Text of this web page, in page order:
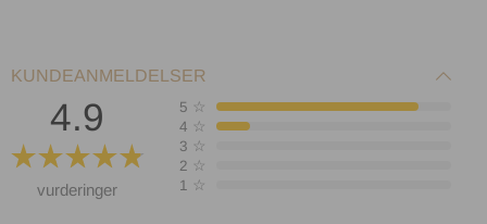
KUNDEANMELDELSER
4.9
vurderinger
5 ☆
4 ☆
3 ☆
2 ☆
1 ☆